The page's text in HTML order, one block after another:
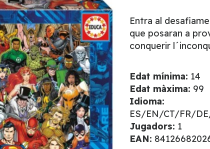
Entra al
que posaran a
conquerir
Edat mínima: 14
Edat màxima: 99
Idioma:
ES/EN/CT/FR/
Jugadors: 1
EAN: